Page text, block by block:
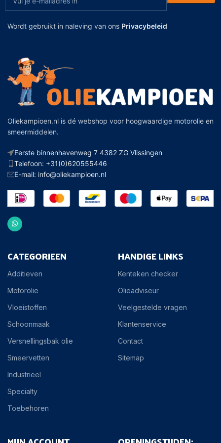
Transmissie olie bijvullen
Het bijvullen van transmissie olie is iets wat je in veel gevallen
zelf kunt doen, mits je weet waar je op moet letten. Transmissie
olie – of versnellingsbak olie – speelt een essentiële rol in de
oliepeil kan leiden tot schakelkrachten, verhoogde slijtage en
zelfs ernstige schade aan de transmissie. In dit onderdeel
leggen we stap voor stap uit hoe je transmissie olie veilig en
correct kunt bijvullen, zodat je voertuig soepel blijft rijden.
Zoek de vuldop van de versnellingsbak — vaak aan de zijkant
of bovenkant.
Is het peil te laag? Voeg dan rustig kleine hoeveelheden olie
Wordt gebruikt in naleving van ons Privacybeleid
Oliekampioen.nl is dé webshop voor hoogwaardige motorolie en
smeermiddelen.
Eerste binnenhavenweg 7 4382 ZG Vlissingen
Telefoon: +31(0)620555446
E-mail: info@oliekampioen.nl
CATEGORIEEN
Additieven
Motorolie
Vloeistoffen
Schoonmaak
Versnellingsbak olie
Smeervetten
Industrieel
Specialty
Toebehoren
HANDIGE LINKS
Kenteken checker
Olieadviseur
Veelgestelde vragen
Klantenservice
Contact
Sitemap